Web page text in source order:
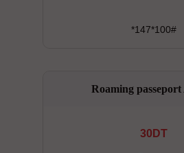
*147*100#
Roaming passeport
30DT